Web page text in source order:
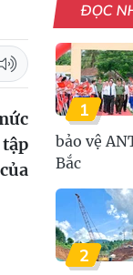
ĐỌC
1
bảo vệ
Bắc
2